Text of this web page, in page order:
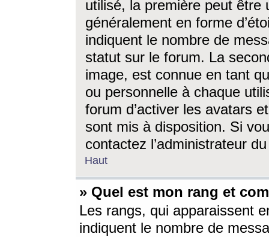
utilisé, la première peut être
généralement en forme
indiquent le nombre de
statut sur le forum. La
image, est connue en tant
ou personnelle à chaque
forum d’activer les avatars
sont mis à disposition. Si
contactez l’administrateur
Haut
» Quel est mon rang et
Les rangs, qui apparaissent
indiquent le nombre de